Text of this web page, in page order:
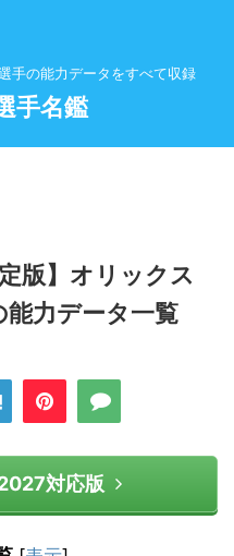
手の能力データをすべて収録
手名鑑
版】オリックス
力データ一覧
対応版